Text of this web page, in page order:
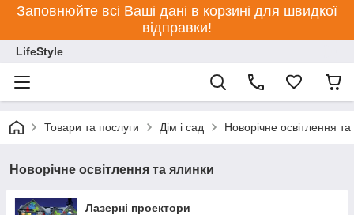
Заповнюйте всі Ваші дані в корзині для швидкої
відправки!
LifeStyle
Товари та послуги Дім і сад Новорічне освітлення
Новорічне освітлення та ялинки
Лазерні проектори